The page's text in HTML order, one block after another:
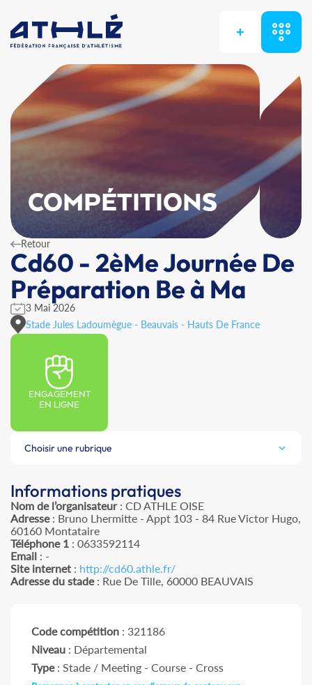
+
COMPÉTITIONS
Retour
Cd60 - 2èMe Journée De
Préparation Be à Ma
3 Mai 2026
Stade Jules Ladoumègue - Beauvais - Hauts De France
ENGAGEMENT
EN LIGNE
Choisir une rubrique
Informations pratiques
Nom de l’organisateur: CD ATHLE OISE
Adresse: Bruno Lhermitte - Appt 103 - 84 Rue Victor Hugo,
60160 Montataire
Téléphone 1 : 0633592114
Email : -
Site internet : http://cd60.athle.fr/
Adresse du stade: Rue De Tille, 60000 BEAUVAIS
Code compétition : 321186
Niveau : Départemental
Type: Stade / Meeting - Course - Cross